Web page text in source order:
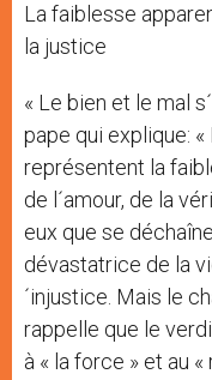
La faiblesse
la justice
« Le bien et le mal
pape qui explique: «
représentent la
de l´amour, de la
eux que se
dévastatrice de la
´injustice. Mais le
rappelle que le
à « la force » et au